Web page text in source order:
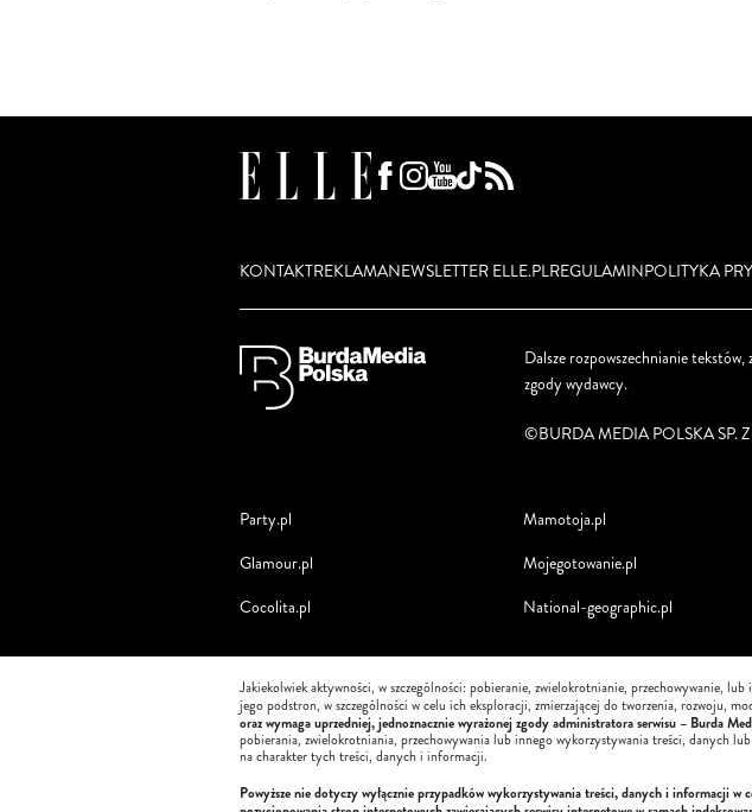
KONTAKTREKLAMANEWSLETTER ELLE.PLREGULAMINPOLITYKA
Dalsze rozpowszechnianie
zgody wydawcy.
©BURDA MEDIA POLSKA SP.
Party.pl
Glamour.pl
Cocolita.pl
Mamotoja.pl
Mojegotowanie.pl
National-geographic.pl
Jakiekolwiek aktywności, w szczególności: pobieranie, zwielokrotnianie, przechowywanie,
jego podstron, w szczególności w celu ich eksploracji, zmierzającej do tworzenia, rozwoju,
oraz wymaga uprzedniej, jednoznacznie wyrażonej zgody administratora serwisu – Burda
pobierania, zwielokrotniania, przechowywania lub innego wykorzystywania treści, danych
na charakter tych treści, danych i informacji.
Powyższe nie dotyczy wyłącznie przypadków wykorzystywania treści, danych i informacji